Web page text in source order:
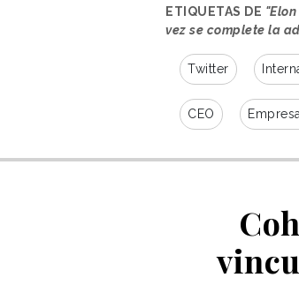
ETIQUETAS DE
vez se complete la
Twitter
CEO